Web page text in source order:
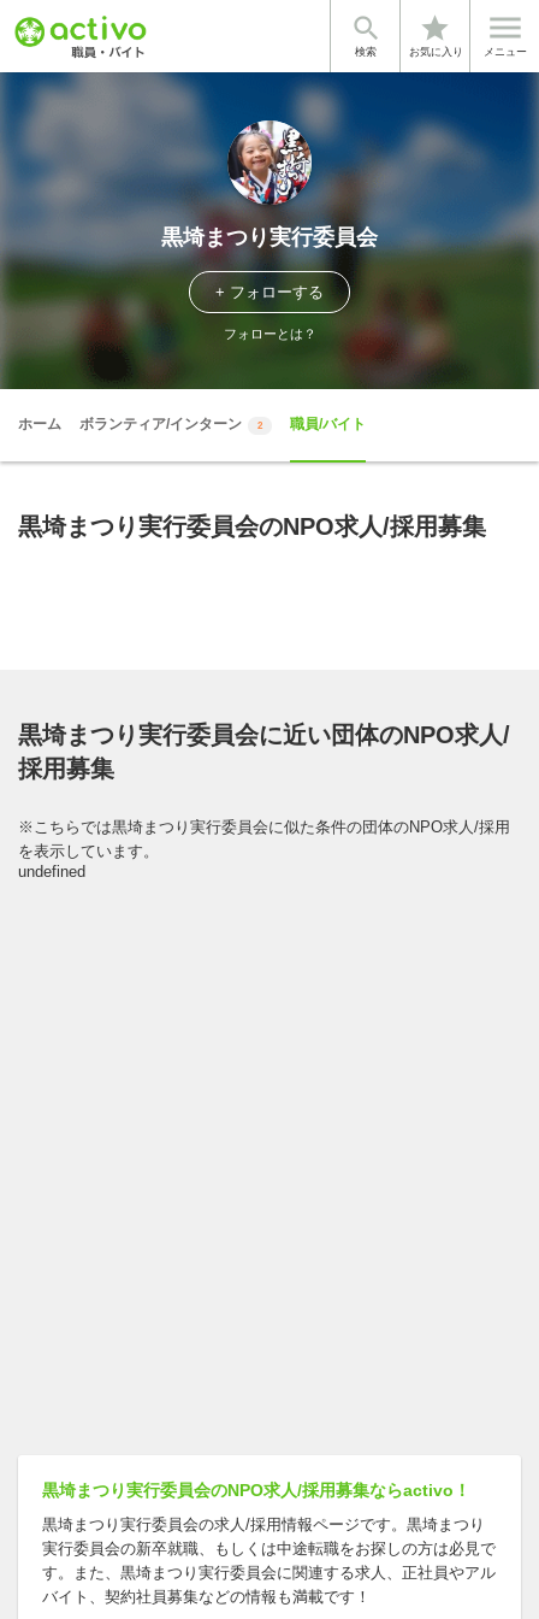

検索
star
お気に入り

メニュー
黒埼まつり実行委員会
+ フォローする
フォローとは？
ホーム ボランティア/インターン 2 職員/バイト
黒埼まつり実行委員会のNPO求人/採用募集
黒埼まつり実行委員会に近い団体のNPO求人/
採用募集
※こちらでは黒埼まつり実行委員会に似た条件の団体のNPO求人/採用
を表示しています。
undefined
黒埼まつり実行委員会のNPO求人/採用募集ならactivo！
黒埼まつり実行委員会の求人/採用情報ページです。黒埼まつり
実行委員会の新卒就職、もしくは中途転職をお探しの方は必見で
す。また、黒埼まつり実行委員会に関連する求人、正社員やアル
バイト、契約社員募集などの情報も満載です！